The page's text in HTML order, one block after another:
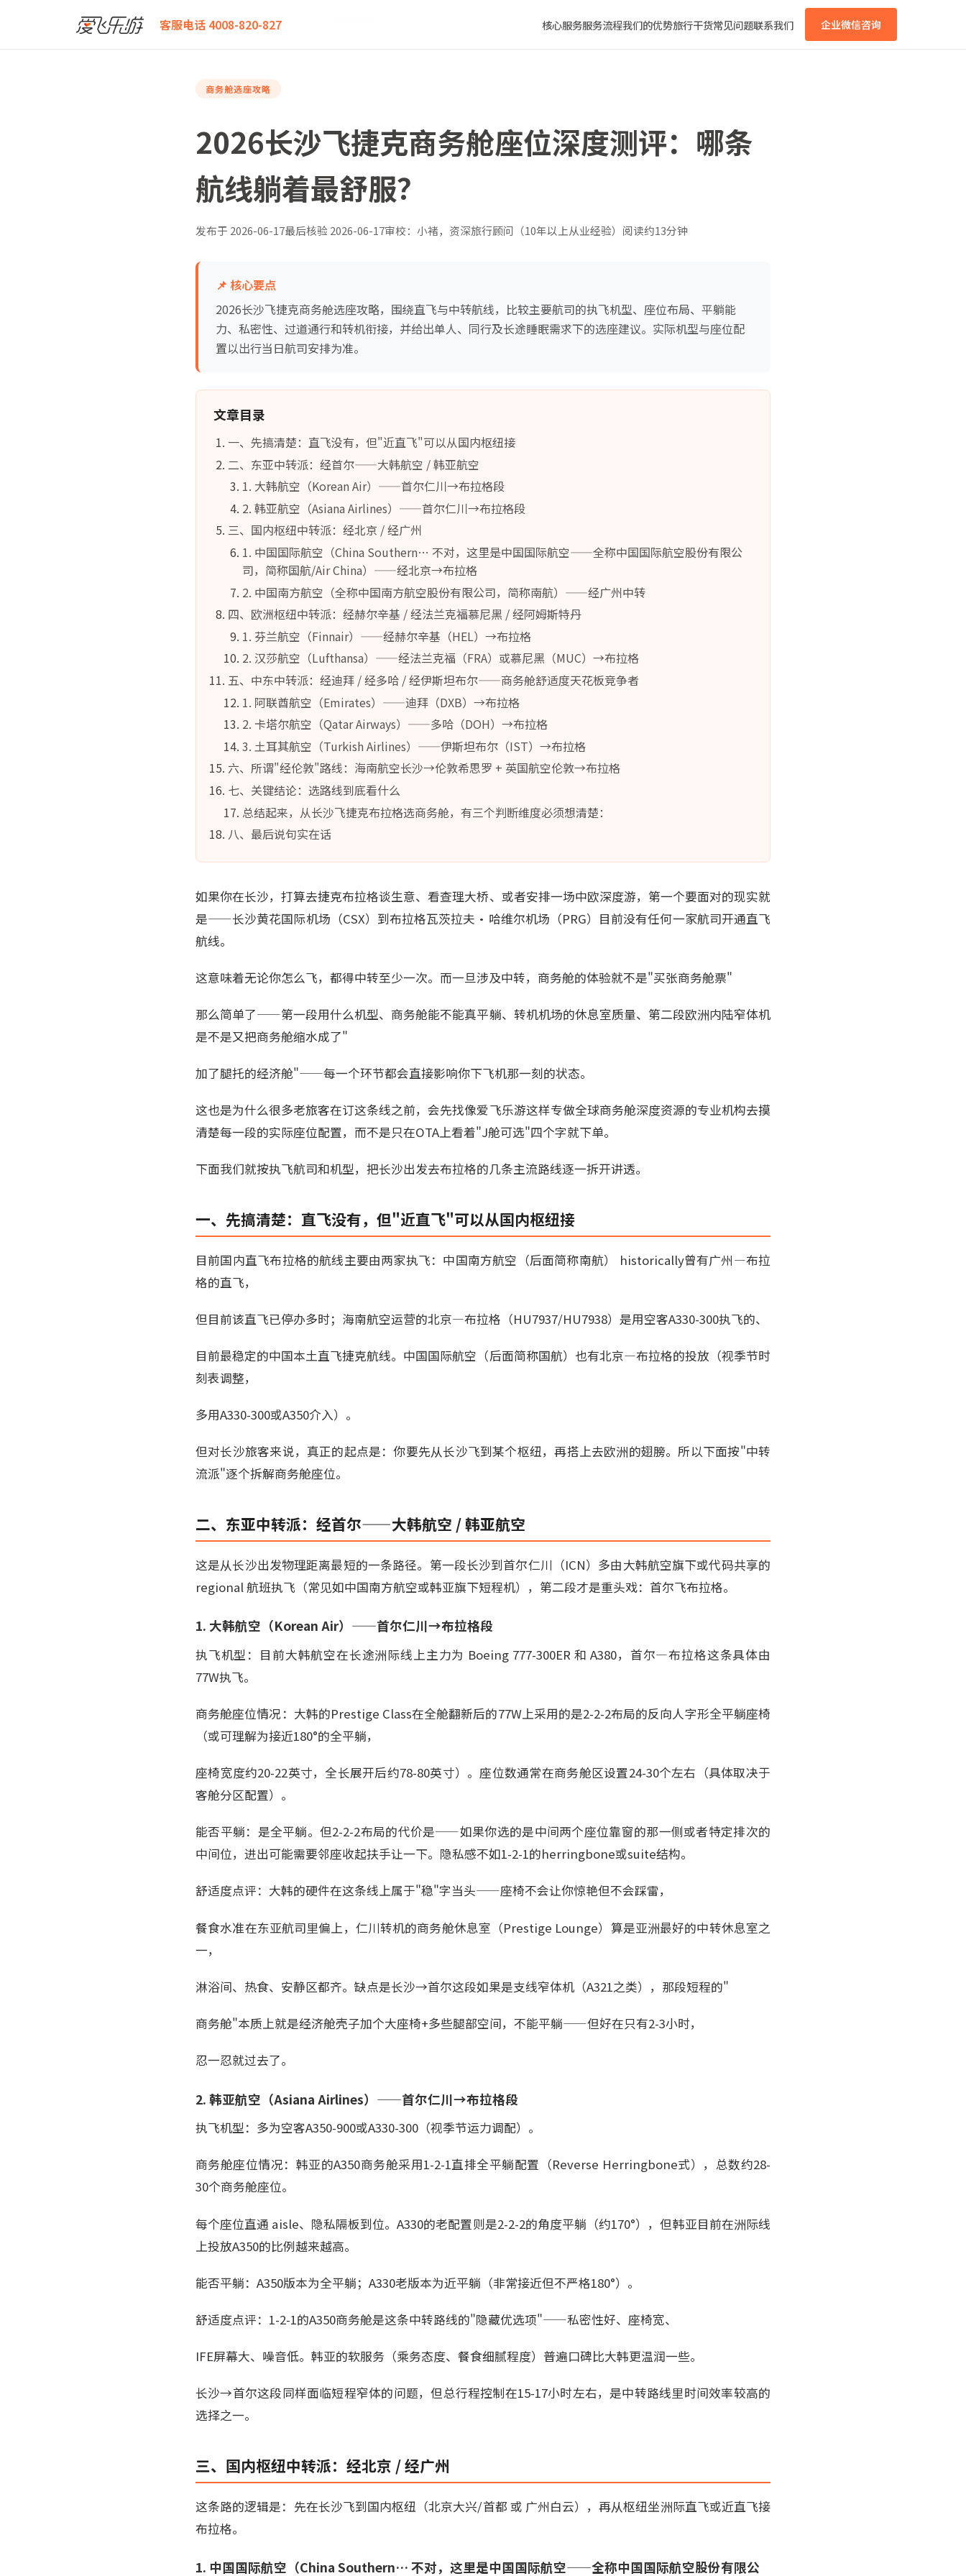
客服电话 4008-820-827 核心服务服务流程我们的优势旅行干货常见问题联系我们 企业微信咨询
爱飞乐游 2026长沙飞捷克商务舱座位深度测评：哪条航线躺着最舒服？
商务舱选座攻略
2026长沙飞捷克商务舱座位深度测评：哪条
航线躺着最舒服？
发布于 2026-06-17最后核验2026-06-17审校：小褚，资深旅行顾问（10年以上从业经验） 阅读约13分钟
📌 核心要点
2026长沙飞捷克商务舱选座攻略，围绕直飞与中转航线，比较主要航司的执飞机型、座位布局、平躺能
力、私密性、过道通行和转机衔接，并给出单人、同行及长途睡眠需求下的选座建议。实际机型与座位配
置以出行当日航司安排为准。
文章目录
一、先搞清楚：直飞没有，但"近直飞"可以从国内枢纽接
二、东亚中转派：经首尔——大韩航空 / 韩亚航空
1. 大韩航空（Korean Air）——首尔仁川→布拉格段
2. 韩亚航空（Asiana Airlines）——首尔仁川→布拉格段
三、国内枢纽中转派：经北京 / 经广州
1. 中国国际航空（China Southern… 不对，这里是中国国际航空——全称中国国际航空股份有限公
司，简称国航/Air China）——经北京→布拉格
2. 中国南方航空（全称中国南方航空股份有限公司，简称南航）——经广州中转
四、欧洲枢纽中转派：经赫尔辛基 / 经法兰克福慕尼黑 / 经阿姆斯特丹
1. 芬兰航空（Finnair）——经赫尔辛基（HEL）→布拉格
2. 汉莎航空（Lufthansa）——经法兰克福（FRA）或慕尼黑（MUC）→布拉格
五、中东中转派：经迪拜 / 经多哈 / 经伊斯坦布尔——商务舱舒适度天花板竞争者
1. 阿联酋航空（Emirates）——迪拜（DXB）→布拉格
2. 卡塔尔航空（Qatar Airways）——多哈（DOH）→布拉格
3. 土耳其航空（Turkish Airlines）——伊斯坦布尔（IST）→布拉格
六、所谓"经伦敦"路线：海南航空长沙→伦敦希思罗 + 英国航空伦敦→布拉格
七、关键结论：选路线到底看什么
总结起来，从长沙飞捷克布拉格选商务舱，有三个判断维度必须想清楚：
八、最后说句实在话
如果你在长沙，打算去捷克布拉格谈生意、看查理大桥、或者安排一场中欧深度游，第一个要面对的现实就
是——长沙黄花国际机场（CSX）到布拉格瓦茨拉夫·哈维尔机场（PRG）目前没有任何一家航司开通直飞
航线。
这意味着无论你怎么飞，都得中转至少一次。而一旦涉及中转，商务舱的体验就不是"买张商务舱票"
那么简单了——第一段用什么机型、商务舱能不能真平躺、转机机场的休息室质量、第二段欧洲内陆窄体机
是不是又把商务舱缩水成了"
加了腿托的经济舱"——每一个环节都会直接影响你下飞机那一刻的状态。
这也是为什么很多老旅客在订这条线之前，会先找像爱飞乐游这样专做全球商务舱深度资源的专业机构去摸
清楚每一段的实际座位配置，而不是只在OTA上看着"J舱可选"四个字就下单。
下面我们就按执飞航司和机型，把长沙出发去布拉格的几条主流路线逐一拆开讲透。
一、先搞清楚：直飞没有，但"近直飞"可以从国内枢纽接
目前国内直飞布拉格的航线主要由两家执飞：中国南方航空（后面简称南航） historically曾有广州—布拉
格的直飞，
但目前该直飞已停办多时；海南航空运营的北京—布拉格（HU7937/HU7938）是用空客A330-300执飞的、
目前最稳定的中国本土直飞捷克航线。中国国际航空（后面简称国航）也有北京—布拉格的投放（视季节时
刻表调整，
多用A330-300或A350介入）。
但对长沙旅客来说，真正的起点是：你要先从长沙飞到某个枢纽，再搭上去欧洲的翅膀。所以下面按"中转
流派"逐个拆解商务舱座位。
二、东亚中转派：经首尔——大韩航空 / 韩亚航空
这是从长沙出发物理距离最短的一条路径。第一段长沙到首尔仁川（ICN）多由大韩航空旗下或代码共享的
regional 航班执飞（常见如中国南方航空或韩亚旗下短程机），第二段才是重头戏：首尔飞布拉格。
1. 大韩航空（Korean Air）——首尔仁川→布拉格段
执飞机型：目前大韩航空在长途洲际线上主力为 Boeing 777-300ER 和 A380，首尔—布拉格这条具体由
77W执飞。
商务舱座位情况：大韩的Prestige Class在全舱翻新后的77W上采用的是2-2-2布局的反向人字形全平躺座椅
（或可理解为接近180°的全平躺，
座椅宽度约20-22英寸，全长展开后约78-80英寸）。座位数通常在商务舱区设置24-30个左右（具体取决于
客舱分区配置）。
能否平躺：是全平躺。但2-2-2布局的代价是——如果你选的是中间两个座位靠窗的那一侧或者特定排次的
中间位，进出可能需要邻座收起扶手让一下。隐私感不如1-2-1的herringbone或suite结构。
舒适度点评：大韩的硬件在这条线上属于"稳"字当头——座椅不会让你惊艳但不会踩雷，
餐食水准在东亚航司里偏上，仁川转机的商务舱休息室（Prestige Lounge）算是亚洲最好的中转休息室之
一，
淋浴间、热食、安静区都齐。缺点是长沙→首尔这段如果是支线窄体机（A321之类），那段短程的"
商务舱"本质上就是经济舱壳子加个大座椅+多些腿部空间，不能平躺——但好在只有2-3小时，
忍一忍就过去了。
2. 韩亚航空（Asiana Airlines）——首尔仁川→布拉格段
执飞机型：多为空客A350-900或A330-300（视季节运力调配）。
商务舱座位情况：韩亚的A350商务舱采用1-2-1直排全平躺配置（Reverse Herringbone式），总数约28-
30个商务舱座位。
每个座位直通 aisle、隐私隔板到位。A330的老配置则是2-2-2的角度平躺（约170°），但韩亚目前在洲际线
上投放A350的比例越来越高。
能否平躺：A350版本为全平躺；A330老版本为近平躺（非常接近但不严格180°）。
舒适度点评：1-2-1的A350商务舱是这条中转路线的"隐藏优选项"——私密性好、座椅宽、
IFE屏幕大、噪音低。韩亚的软服务（乘务态度、餐食细腻程度）普遍口碑比大韩更温润一些。
长沙→首尔这段同样面临短程窄体的问题，但总行程控制在15-17小时左右，是中转路线里时间效率较高的
选择之一。
三、国内枢纽中转派：经北京 / 经广州
这条路的逻辑是：先在长沙飞到国内枢纽（北京大兴/首都 或 广州白云），再从枢纽坐洲际直飞或近直飞接
布拉格。
1. 中国国际航空（China Southern… 不对，这里是中国国际航空——全称中国国际航空股份有限公